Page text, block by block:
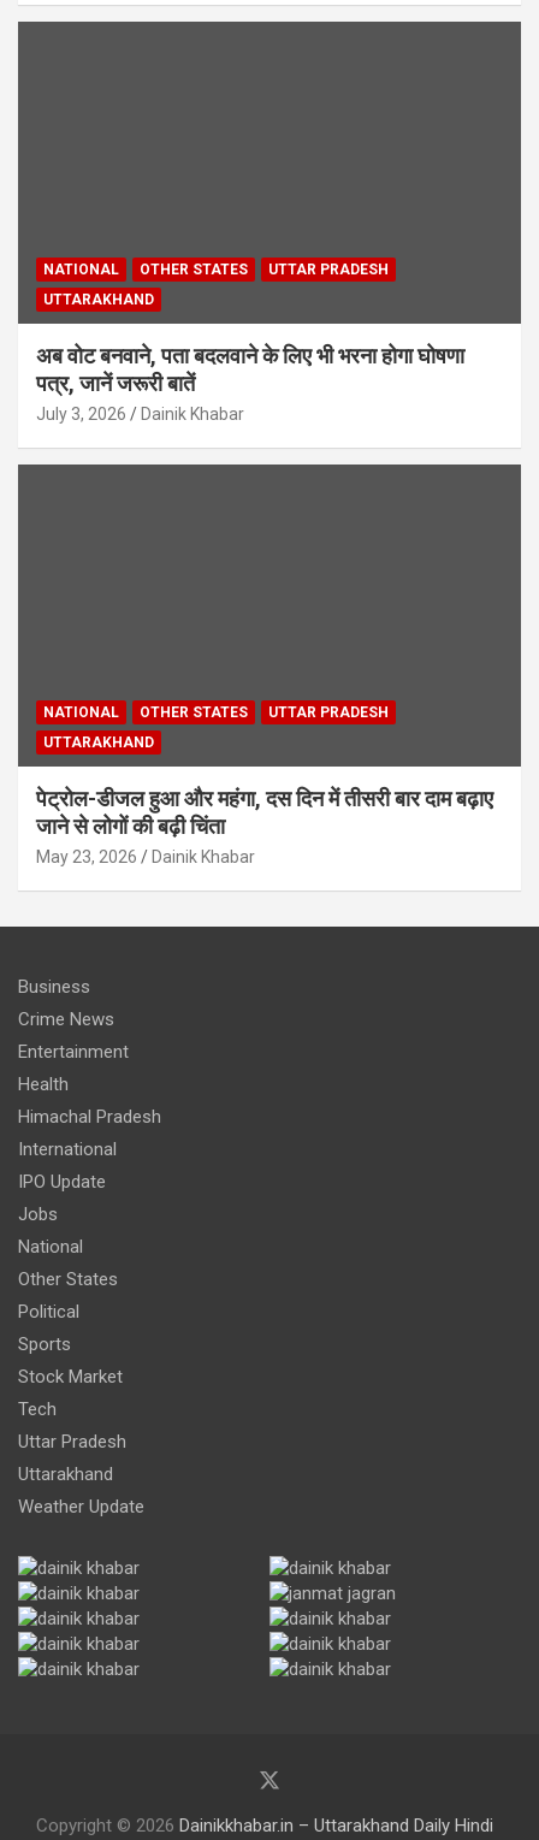
NATIONAL OTHER STATES
UTTAR PRADESH
UTTARAKHAND
अब वोट बनवाने, पता बदलवाने के लिए भी भरना होगा घोषणा
पत्र, जानें जरूरी बातें
July 3, 2026 Dainik Khabar
NATIONAL OTHER STATES
UTTAR PRADESH
UTTARAKHAND
पेट्रोल-डीजल हुआ और महंगा, दस दिन में तीसरी बार दाम बढ़ाए
जाने से लोगों की बढ़ी चिंता
May 23, 2026 Dainik Khabar
Business
Crime News
Entertainment
Health
Himachal Pradesh
International
IPO Update
Jobs
National
Other States
Political
Sports
Stock Market
Tech
Uttar Pradesh
Uttarakhand
Weather Update
Copyright © 2026 Dainikkhabar.in – Uttarakhand Daily Hindi